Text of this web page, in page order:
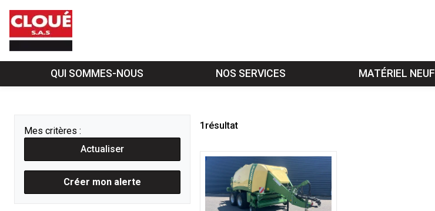
QUI SOMMES-NOUS NOS SERVICES MATÉRIEL NEUF
Mes critères :
Actualiser
Créer mon alerte
1 résultat